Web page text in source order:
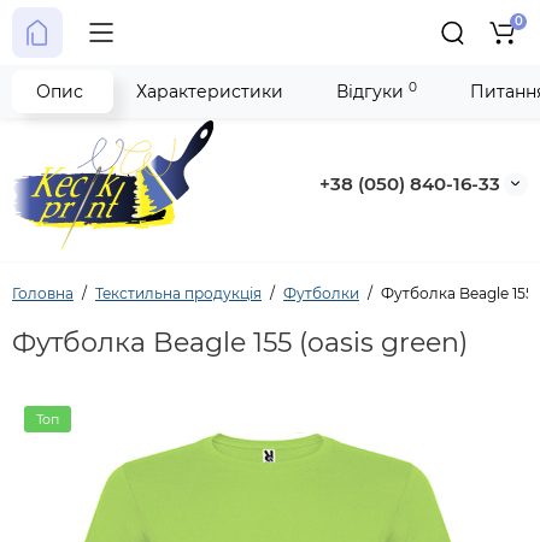
+38 (050) 840-16-33
0
Головна Текстильна продукція Футболки Футболка Beagle 155
Футболка Beagle 155 (oasis green)
Топ
Опис Характеристики Відгуки 0